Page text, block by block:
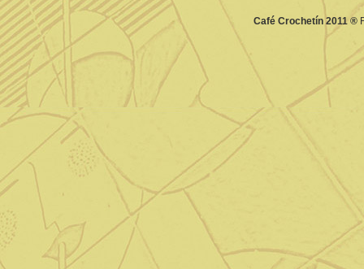
Café Crochetín 2011 ®